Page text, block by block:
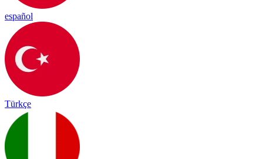
español
Türkçe